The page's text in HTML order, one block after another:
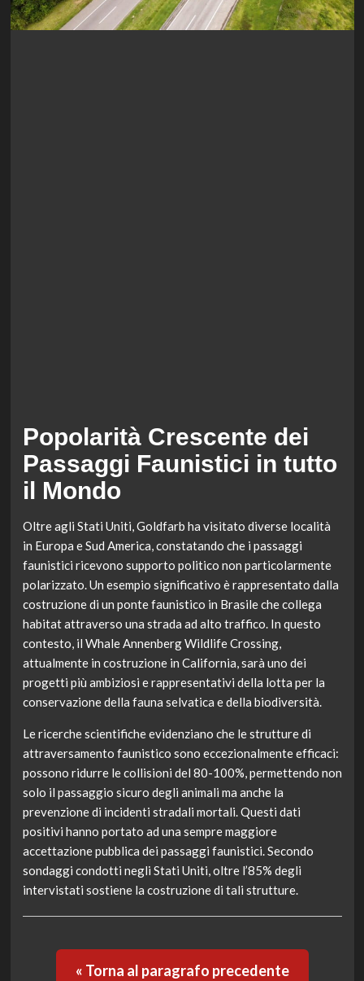
Popolarità Crescente dei
Passaggi Faunistici in tutto
il Mondo
Oltre agli Stati Uniti, Goldfarb ha visitato diverse località
in Europa e Sud America, constatando che i passaggi
faunistici ricevono supporto politico non particolarmente
polarizzato. Un esempio significativo è rappresentato dalla
costruzione di un ponte faunistico in Brasile che collega
habitat attraverso una strada ad alto traffico. In questo
contesto, il Whale Annenberg Wildlife Crossing,
attualmente in costruzione in California, sarà uno dei
progetti più ambiziosi e rappresentativi della lotta per la
conservazione della fauna selvatica e della biodiversità.
Le ricerche scientifiche evidenziano che le strutture di
attraversamento faunistico sono eccezionalmente efficaci:
possono ridurre le collisioni del 80-100%, permettendo non
solo il passaggio sicuro degli animali ma anche la
prevenzione di incidenti stradali mortali. Questi dati
positivi hanno portato ad una sempre maggiore
accettazione pubblica dei passaggi faunistici. Secondo
sondaggi condotti negli Stati Uniti, oltre l’85% degli
intervistati sostiene la costruzione di tali strutture.
« Torna al paragrafo precedente